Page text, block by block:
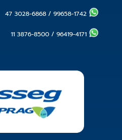
47 3028-6868 /99658-1742
11 3876-8500 /96419-4171